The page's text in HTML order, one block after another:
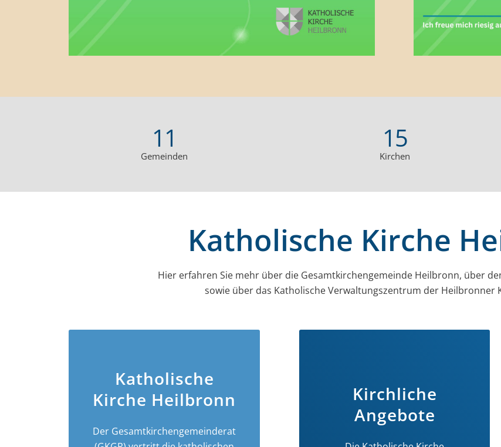
11
Gemeinden
15
Kirchen
Katholische Kirche
Hier erfahren Sie mehr über die Gesamt­kirchen­gemeinde Heilbronn, über
sowie über das Katholische Verwaltungszentrum der Heilbronner
Katholische
Kirche Heilbronn
Der Gesamt­­kirchen­­gemeinderat
Kirchliche
Angebote